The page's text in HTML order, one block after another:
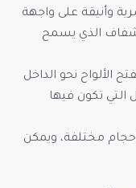
وأنيقة على واجهة
الذي يسمح
الألواح نحو الداخل
التي تكون فيها
مختلفة، ويمكن